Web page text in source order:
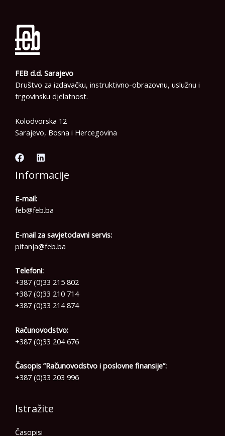
FEB d.d. Sarajevo
Društvo za izdavačku, instruktivno-obrazovnu, uslužnu i
trgovinsku djelatnost.
Kolodvorska 12
Sarajevo, Bosna i Hercegovina
Informacije
E-mail:
feb@feb.ba
E-mail za savjetodavni servis:
pitanja@feb.ba
Telefoni:
+387 (0)33 215 802
+387 (0)33 210 714
+387 (0)33 214 874
Računovodstvo:
+387 (0)33 204 676
Časopis ”Računovodstvo i poslovne finansije”:
+387 (0)33 203 996
Istražite
Časopisi